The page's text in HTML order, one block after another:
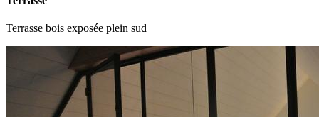
Terrasse bois exposée plein sud